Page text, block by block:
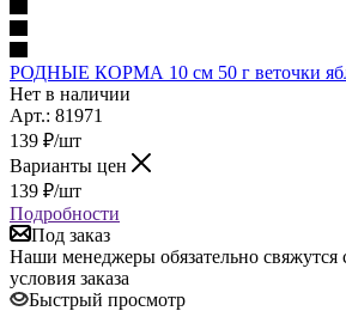
РОДНЫЕ КОРМА 10 см 50 г веточки
Нет в наличии
Арт.: 81971
139 ₽/шт
Варианты цен
139 ₽/шт
Подробности
Под заказ
Наши менеджеры обязательно свяжутся
условия заказа
Быстрый просмотр